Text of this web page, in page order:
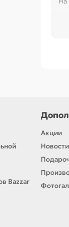
Bazzar
Акции
Новости